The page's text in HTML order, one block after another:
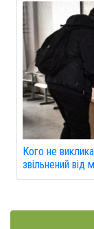
Кого не
звільнений від